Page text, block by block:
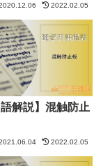
2022.02.05
語解説】混触防止
2022.02.05